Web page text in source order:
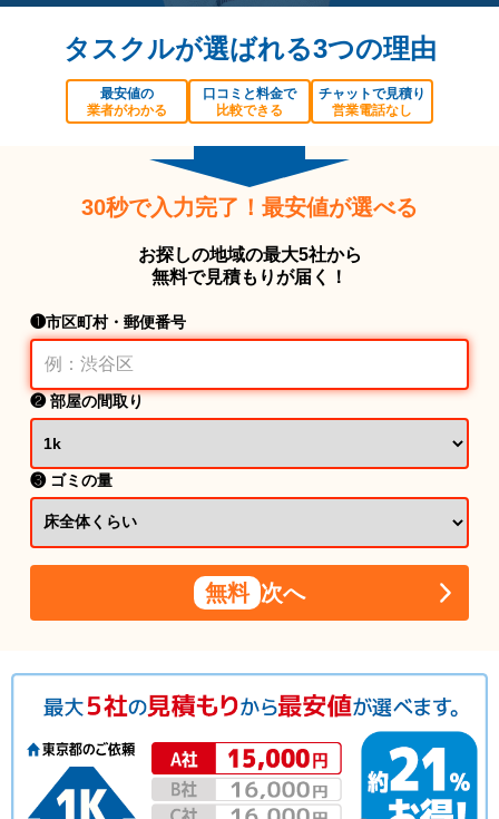
タスクルが選ばれる3つの理由
最安値の
業者がわかる
口コミと料金で
比較できる
チャットで見積り
営業電話なし
30秒で入力完了！最安値が選べる
お探しの地域の最大5社から
無料で見積もりが届く！
❶市区町村・郵便番号
❷ 部屋の間取り
❸ ゴミの量
無料 次へ